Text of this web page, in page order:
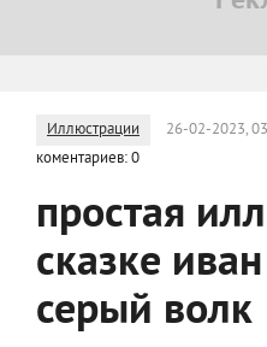
Иллюстрации 26-02-2023,
коментариев: 0
простая
сказке
серый волк